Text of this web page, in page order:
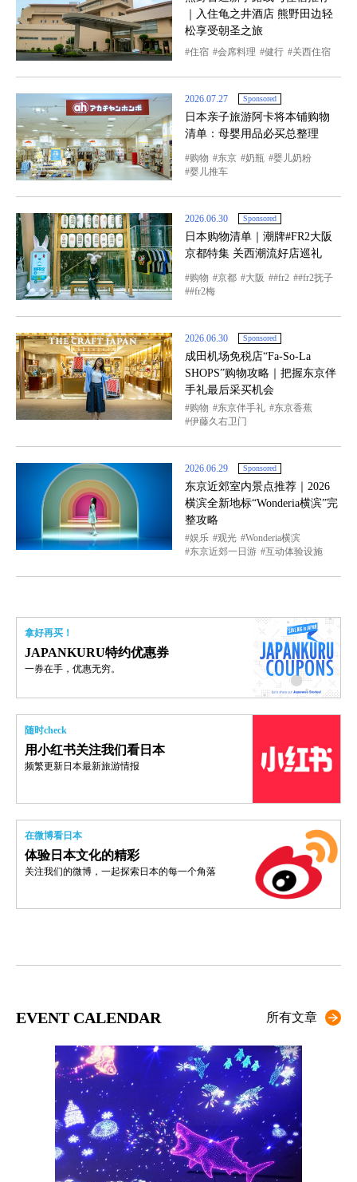
｜入住龟之井酒店 熊野田边轻
松享受朝圣之旅
住宿 会席料理 健行 关西住宿
2026.07.27 Sponsored
日本亲子旅游阿卡将本铺购物
清单：母婴用品必买总整理
购物 东京 奶瓶
婴儿奶粉
婴儿推车
2026.06.30 Sponsored
日本购物清单｜潮牌#FR2大阪
京都特集 关西潮流好店巡礼
购物 京都 大阪 #fr2
#fr2抚子
#fr2梅
2026.06.30 Sponsored
成田机场免税店“Fa-So-La
SHOPS”购物攻略｜把握东京伴
手礼最后采买机会
购物 东京伴手礼
东京香蕉
伊藤久右卫门
2026.06.29 Sponsored
东京近郊室内景点推荐｜2026
横滨全新地标“Wonderia横滨”完
整攻略
娱乐 观光
Wonderia横滨
东京近郊一日游
互动体验设施
拿好再买！
JAPANKURU特约优惠券
一券在手，优惠无穷。
随时check
用小红书关注我们看日本
频繁更新日本最新旅游情报
在微博看日本
体验日本文化的精彩
关注我们的微博，一起探索日本的每一个角落
EVENT CALENDAR 所有文章